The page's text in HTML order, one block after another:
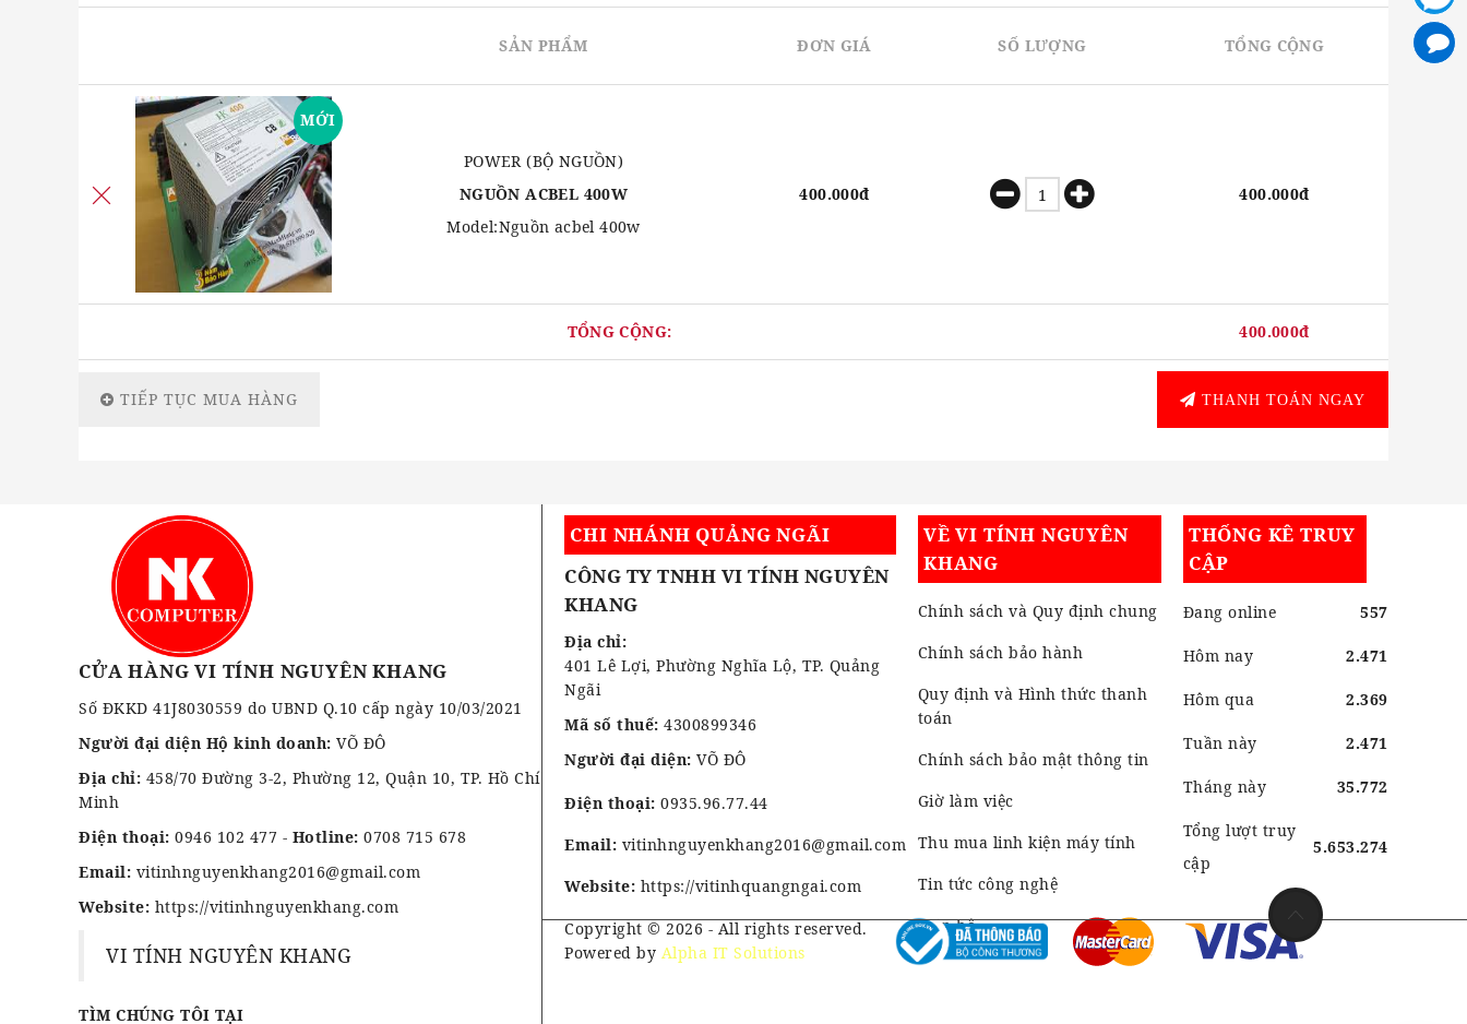
SẢN PHẨM ĐƠN GIÁ SỐ LƯỢNG TỔNG CỘNG
MỚI
POWER (BỘ NGUỒN)
NGUỒN ACBEL 400W
Model:Nguồn acbel 400w
400.000đ 400.000đ
TỔNG CỘNG: 400.000đ
TIẾP TỤC MUA HÀNG THANH TOÁN NGAY
CỬA HÀNG VI TÍNH NGUYÊN KHANG
Số ĐKKD 41J8030559 do UBND Q.10 cấp ngày 10/03/2021
Người đại diện Hộ kinh doanh: VÕ ĐÔ
Địa chỉ: 458/70 Đường 3-2, Phường 12, Quận 10, TP. Hồ Chí
Minh
Điện thoại: 0946 102 477 - Hotline: 0708 715 678
Email: vitinhnguyenkhang2016@gmail.com
Website: https://vitinhnguyenkhang.com
VI TÍNH NGUYÊN KHANG
TÌM CHÚNG TÔI TẠI
CHI NHÁNH QUẢNG NGÃI
CÔNG TY TNHH VI TÍNH NGUYÊN
KHANG
Địa chỉ:
401 Lê Lợi, Phường Nghĩa Lộ, TP. Quảng
Ngãi
Mã số thuế:4300899346
Người đại diện: VÕ ĐÔ
Điện thoại:0935.96.77.44
Email: vitinhnguyenkhang2016@gmail.com
Website: https://vitinhquangngai.com
VỀ VI TÍNH NGUYÊN
KHANG
Chính sách và Quy định chung
Chính sách bảo hành
Quy định và Hình thức thanh
toán
Chính sách bảo mật thông tin
Giờ làm việc
Thu mua linh kiện máy tính
Tin tức công nghệ
Liên hệ
THỐNG KÊ TRUY
CẬP
Đang online 557
Hôm nay 2.471
Hôm qua 2.369
Tuần này 2.471
Tháng này 35.772
Tổng lượt truy
cập
5.653.274
Copyright © 2026 - All rights reserved.
Powered by Alpha IT Solutions